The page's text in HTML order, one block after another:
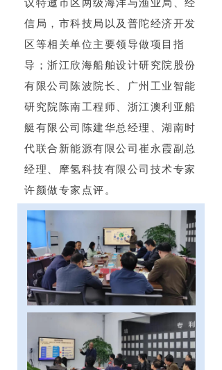
信局，市科技局以及普陀经济开发
区等相关单位主要领导做项目指
导；浙江欣海船舶设计研究院股份
有限公司陈波院长、广州工业智能
研究院陈南工程师、浙江澳利亚船
艇有限公司陈建华总经理、湖南时
代联合新能源有限公司崔永霞副总
经理、摩氢科技有限公司技术专家
许颜做专家点评。